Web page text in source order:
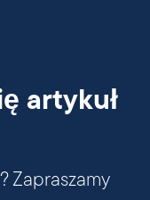
artykuł
Zapraszamy